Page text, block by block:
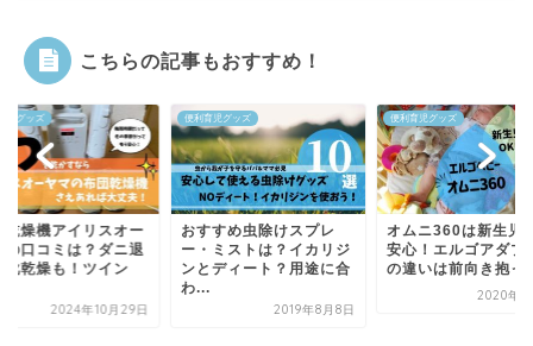
こちらの記事もおすすめ！
児グッズ
すめ虫除けスプレ
ミストは？イカリジ
ディート？用途に合
2019年8月8日
便利育児グッズ
オムニ360は新生児でも
安心！エルゴアダプトと
の違いは前向き抱っこ
amazon